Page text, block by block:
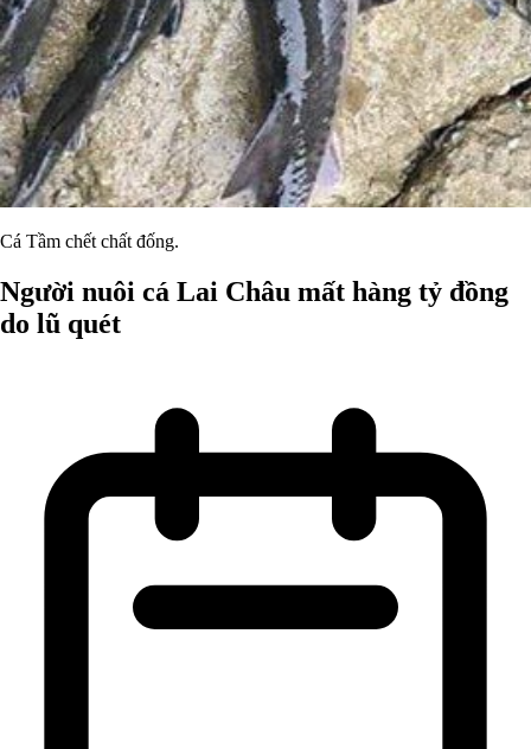
Cá Tầm chết chất đống.
Người nuôi cá Lai Châu mất hàng tỷ đồng
do lũ quét